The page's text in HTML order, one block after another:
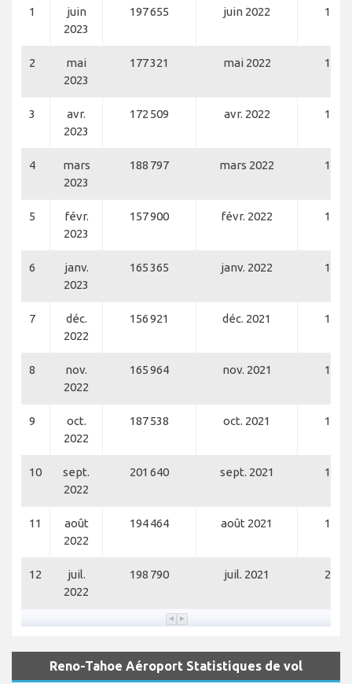
1
juin
2023
197 655 juin 2022 186
2
mai
2023
177 321 mai 2022 170
3
avr.
2023
172 509 avr. 2022 159
4
mars
2023
188 797 mars 2022 180
5
févr.
2023
157 900 févr. 2022 151
6
janv.
2023
165 365 janv. 2022 143
7
déc.
2022
156 921 déc. 2021 159
8
nov.
2022
165 964 nov. 2021 156
9
oct.
2022
187 538 oct. 2021 172
10
sept.
2022
201 640 sept. 2021 146
11
août
2022
194 464 août 2021 183
12
juil.
2022
198 790 juil. 2021 211
Reno-Tahoe Aéroport Statistiques de vol